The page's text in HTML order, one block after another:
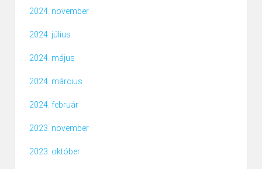
2024. november
2024. július
2024. május
2024. március
2024. február
2023. november
2023. október